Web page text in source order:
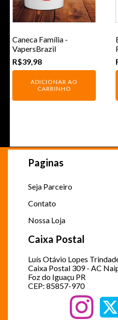
Caneca Família -
VapersBrazil
R$39,98
ADICIONAR AO
CARRINHO
Paginas
Seja Parceiro
Contato
Nossa Loja
Caixa Postal
Luís Otávio Lopes
Caixa Postal 309 - AC
Foz do Iguaçu PR
CEP: 85857-970